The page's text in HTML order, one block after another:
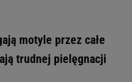
motyle przez całe
trudnej pielęgnacji